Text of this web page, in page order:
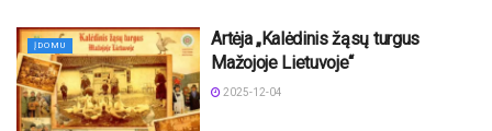
ĮDOMU
Artėja „Kalėdinis žąsų turgus
Mažojoje Lietuvoje“
2025-12-04